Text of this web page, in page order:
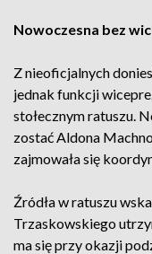
Nowoczesna bez
Z nieoficjalnych
jednak funkcji
stołecznym ratuszu.
zostać Aldona
zajmowała się
Źródła w ratuszu
Trzaskowskiego
ma się przy okazji